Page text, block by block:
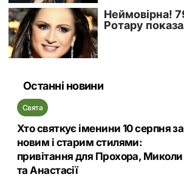
Останні новини
Свята
Хто святкує іменини 10 серпня за
новим і старим стилями:
привітання для Прохора, Миколи
та Анастасії